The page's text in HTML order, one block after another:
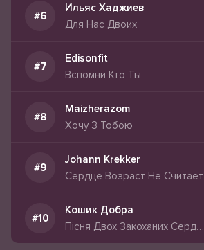
Ильяс Хаджиев
Для Нас Двоих
Edisonfit
Вспомни Кто Ты
Maizherazom
Хочу З Тобою
Johann Krekker
Сердце Возраст Не Считает
Кошик Добра
Пісня Двох Закоханих Сердець